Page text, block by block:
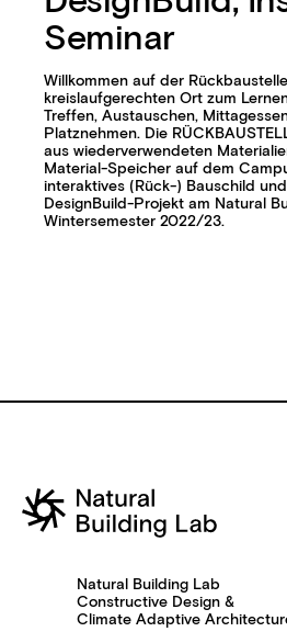
Seminar
Willkommen auf der
kreislaufgerechten Ort zum
Treffen, Austauschen,
Platznehmen. Die
aus wiederverwendeten
Material-Speicher auf dem
interaktives (Rück-) Bauschild
DesignBuild-Projekt am Natural
Wintersemester 2022/23.
Natural Building Lab
Constructive Design &
Climate Adaptive